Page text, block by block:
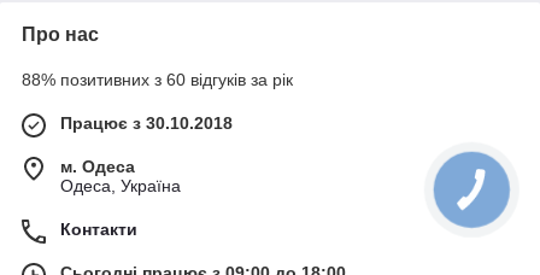
Про нас
88% позитивних з 60 відгуків за рік
Працює з 30.10.2018
м. Одеса
Одеса, Україна
Контакти